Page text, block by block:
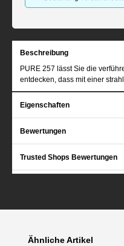
Beschreibung
PURE 257 lässt Sie die
entdecken, dass mit einer
Eigenschaften
Bewertungen
Trusted Shops Bewertungen
Produktgalerie überspringen
Ähnliche Artikel